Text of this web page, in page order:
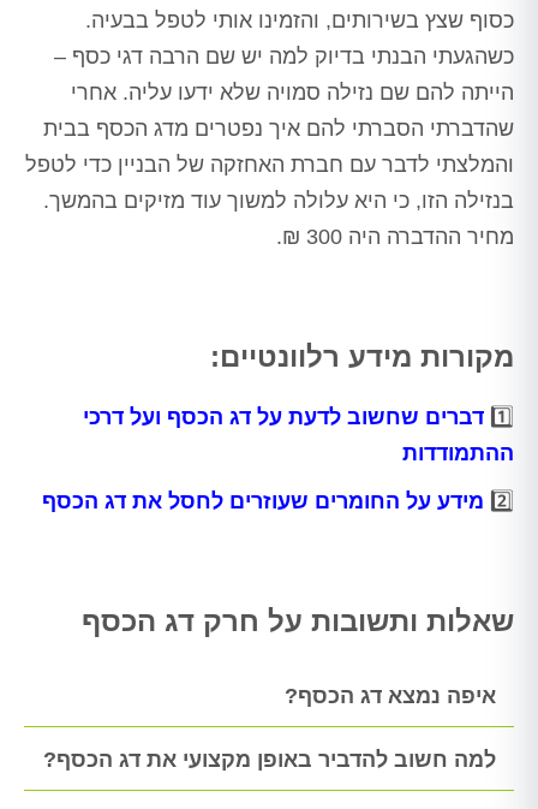
כסוף שצץ בשירותים, והזמינו אותי לטפל בבעיה.
כשהגעתי הבנתי בדיוק למה יש שם הרבה דגי כסף –
הייתה להם שם נזילה סמויה שלא ידעו עליה. אחרי
שהדברתי הסברתי להם איך נפטרים מדג הכסף בבית
והמלצתי לדבר עם חברת האחזקה של הבניין כדי לטפל
בנזילה הזו, כי היא עלולה למשוך עוד מזיקים בהמשך.
מחיר ההדברה היה 300 ₪.
מקורות מידע רלוונטיים:
1️⃣ דברים שחשוב לדעת על דג הכסף ועל דרכי
ההתמודדות
2️⃣ מידע על החומרים שעוזרים לחסל את דג הכסף
שאלות ותשובות על חרק דג הכסף
איפה נמצא דג הכסף?
למה חשוב להדביר באופן מקצועי את דג הכסף?